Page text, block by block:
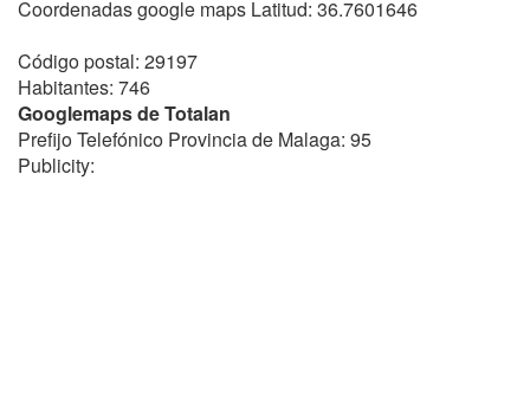
Coordenadas google maps Latitud: 36.7601646
Código postal: 29197
Habitantes: 746
Googlemaps de Totalan
Prefijo Telefónico Provincia de Malaga: 95
Publicity: